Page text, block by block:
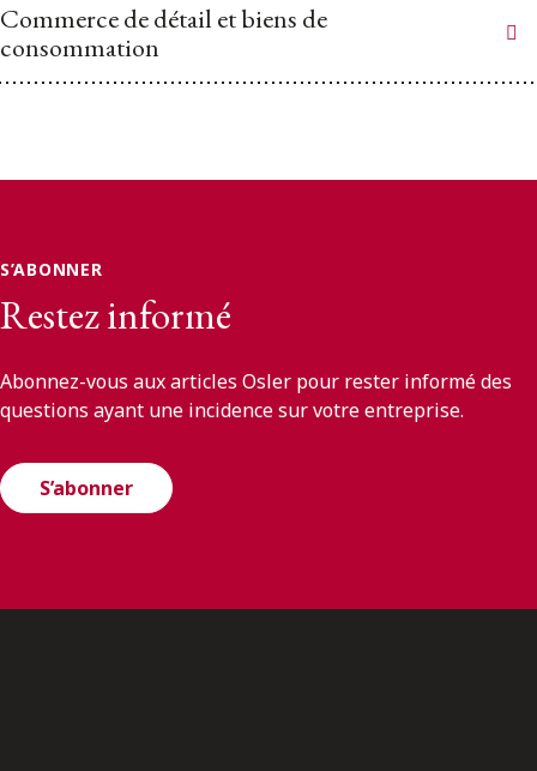
Commerce de détail et biens de
consommation
S’ABONNER
Restez informé
Abonnez-vous aux articles Osler pour rester informé des
questions ayant une incidence sur votre entreprise.
S’abonner